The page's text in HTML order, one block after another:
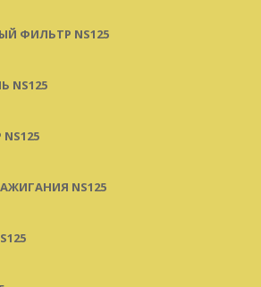
ФИЛЬТР NS125
NS125
NS125